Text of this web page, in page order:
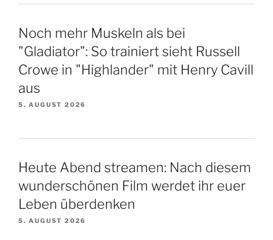
Noch mehr Muskeln als bei
"Gladiator": So trainiert sieht Russell
Crowe in "Highlander" mit Henry Cavill
aus
5. AUGUST 2026
Heute Abend streamen: Nach diesem
wunderschönen Film werdet ihr euer
Leben überdenken
5. AUGUST 2026